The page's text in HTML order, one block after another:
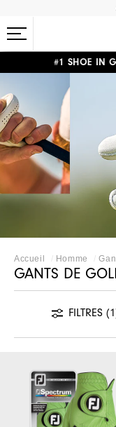
#1 SHOE
Accueil Homme
GANTS DE
FILTRES